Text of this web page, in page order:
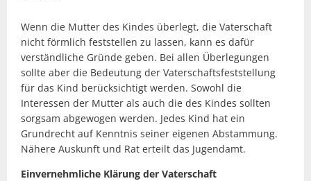
Wenn die Mutter des Kindes überlegt, die Vaterschaft
nicht förmlich feststellen zu lassen, kann es dafür
verständliche Gründe geben. Bei allen Überlegungen
sollte aber die Bedeutung der Vaterschaftsfeststellung
für das Kind berücksichtigt werden. Sowohl die
Interessen der Mutter als auch die des Kindes sollten
sorgsam abgewogen werden. Jedes Kind hat ein
Grundrecht auf Kenntnis seiner eigenen Abstammung.
Nähere Auskunft und Rat erteilt das Jugendamt.
Einvernehmliche Klärung der Vaterschaft